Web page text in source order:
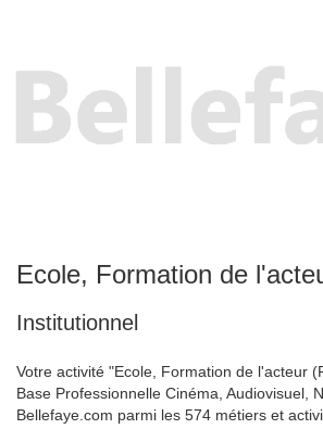
Ecole, Formation de
Institutionnel
Votre activité "Ecole, Formation de l'acteur
Base Professionnelle Cinéma, Audiovisuel,
Bellefaye.com parmi les 574 métiers et